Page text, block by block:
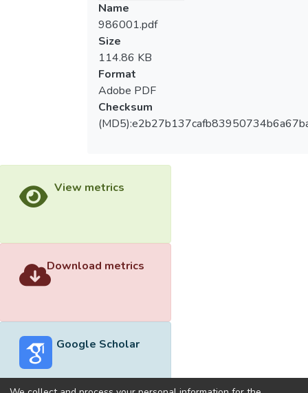
Name
986001.pdf
Size
114.86 KB
Format
Adobe PDF
Checksum
View metrics
Download metrics
Google Scholar